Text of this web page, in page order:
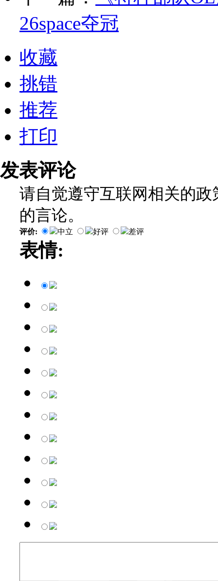
26space夺冠
收藏
挑错
推荐
打印
发表评论
请自觉遵守互联网相关的
的言论。
评价: 中立 好评 差评
表情: